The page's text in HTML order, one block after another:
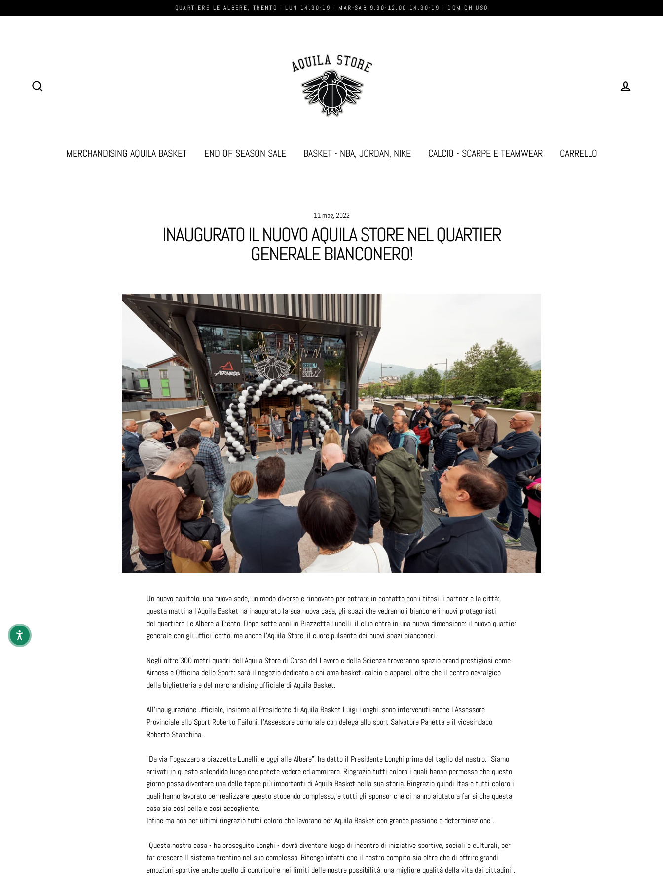
QUARTIERE LE ALBERE, TRENTO | LUN 14:30-19 | MAR-SAB 9:30-12:00 14:30-19 | DOM CHIUSO
MERCHANDISING AQUILA BASKET END OF SEASON SALE BASKET - NBA, JORDAN, NIKE CALCIO - SCARPE E TEAMWEAR CARRELLO
11 mag, 2022
INAUGURATO IL NUOVO AQUILA STORE NEL QUARTIER
GENERALE BIANCONERO!
Un nuovo capitolo, una nuova sede, un modo diverso e rinnovato per entrare in contatto con i tifosi, i partner e la città:
questa mattina l'Aquila Basket ha inaugurato la sua nuova casa, gli spazi che vedranno i bianconeri nuovi protagonisti
del quartiere Le Albere a Trento. Dopo sette anni in Piazzetta Lunelli, il club entra in una nuova dimensione: il nuovo quartier
generale con gli uffici, certo, ma anche l'Aquila Store, il cuore pulsante dei nuovi spazi bianconeri.
Negli oltre 300 metri quadri dell'Aquila Store di Corso del Lavoro e della Scienza troveranno spazio brand prestigiosi come
Airness e Officina dello Sport: sarà il negozio dedicato a chi ama basket, calcio e apparel, oltre che il centro nevralgico
della biglietteria e del merchandising ufficiale di Aquila Basket.
All'inaugurazione ufficiale, insieme al Presidente di Aquila Basket Luigi Longhi, sono intervenuti anche l'Assessore
Provinciale allo Sport Roberto Failoni, l'Assessore comunale con delega allo sport Salvatore Panetta e il vicesindaco
Roberto Stanchina.
"Da via Fogazzaro a piazzetta Lunelli, e oggi alle Albere", ha detto il Presidente Longhi prima del taglio del nastro. "Siamo
arrivati in questo splendido luogo che potete vedere ed ammirare. Ringrazio tutti coloro i quali hanno permesso che questo
giorno possa diventare una delle tappe più importanti di Aquila Basket nella sua storia. Ringrazio quindi Itas e tutti coloro i
quali hanno lavorato per realizzare questo stupendo complesso, e tutti gli sponsor che ci hanno aiutato a far sì che questa
casa sia così bella e così accogliente.
Infine ma non per ultimi ringrazio tutti coloro che lavorano per Aquila Basket con grande passione e determinazione".
"Questa nostra casa - ha proseguito Longhi - dovrà diventare luogo di incontro di iniziative sportive, sociali e culturali, per
far crescere Il sistema trentino nel suo complesso. Ritengo infatti che il nostro compito sia oltre che di offrire grandi
emozioni sportive anche quello di contribuire nei limiti delle nostre possibilità, una migliore qualità della vita dei cittadini".